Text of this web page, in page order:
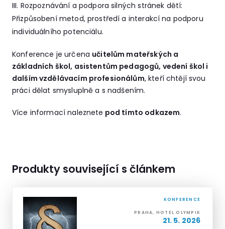
Rozpoznávání a podpora silných stránek dětí:
Přizpůsobení metod, prostředí a interakcí na podporu
individuálního potenciálu.
Konference je určena učitelům mateřských a
základních škol, asistentům pedagogů, vedení škol i
dalším vzdělávacím profesionálům, kteří chtějí svou
práci dělat smysluplně a s nadšením.
Více informací naleznete pod tímto odkazem.
Produkty související s článkem
KONFERENCE
PRAHA, HOTEL OLYMPIK
21. 5. 2026